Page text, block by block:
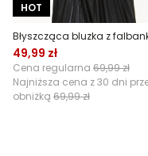
HOT
Błyszcząca bluzka z
49,99 zł
Cena regularna 69,99 zł
Najniższa cena z 30 dni
obniżką 69,99 zł